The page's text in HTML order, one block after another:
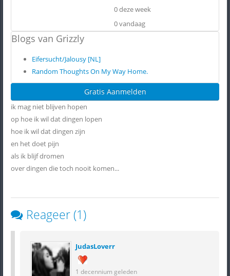
0 deze week
0 vandaag
Blogs van Grizzly
Eifersucht/Jalousy [NL]
Random Thoughts On My Way Home.
Gratis Aanmelden
ik mag niet blijven hopen
op hoe ik wil dat dingen lopen
hoe ik wil dat dingen zijn
en het doet pijn
als ik blijf dromen
over dingen die toch nooit komen...
Reageer (1)
JudasLoverr
1 decennium geleden